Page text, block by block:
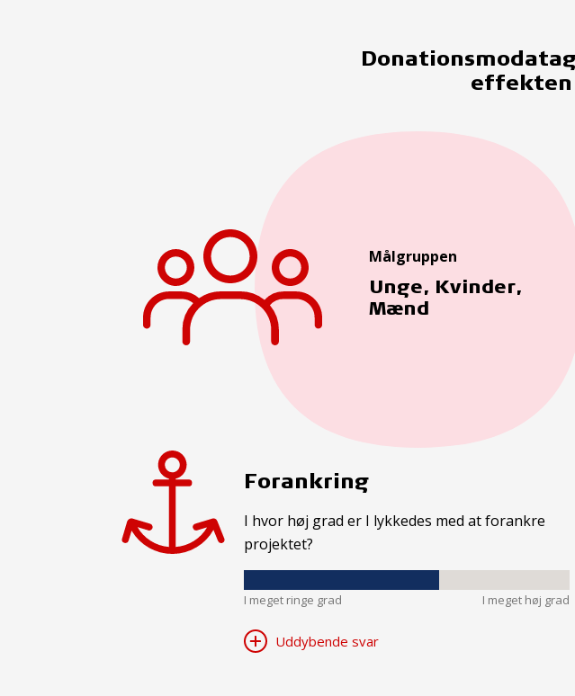
effekten
Målgruppen
Unge, Kvinder,
Mænd
Forankring
I hvor høj grad er I lykkedes med at forankre
projektet?
I meget ringe grad I meget høj grad
Uddybende svar